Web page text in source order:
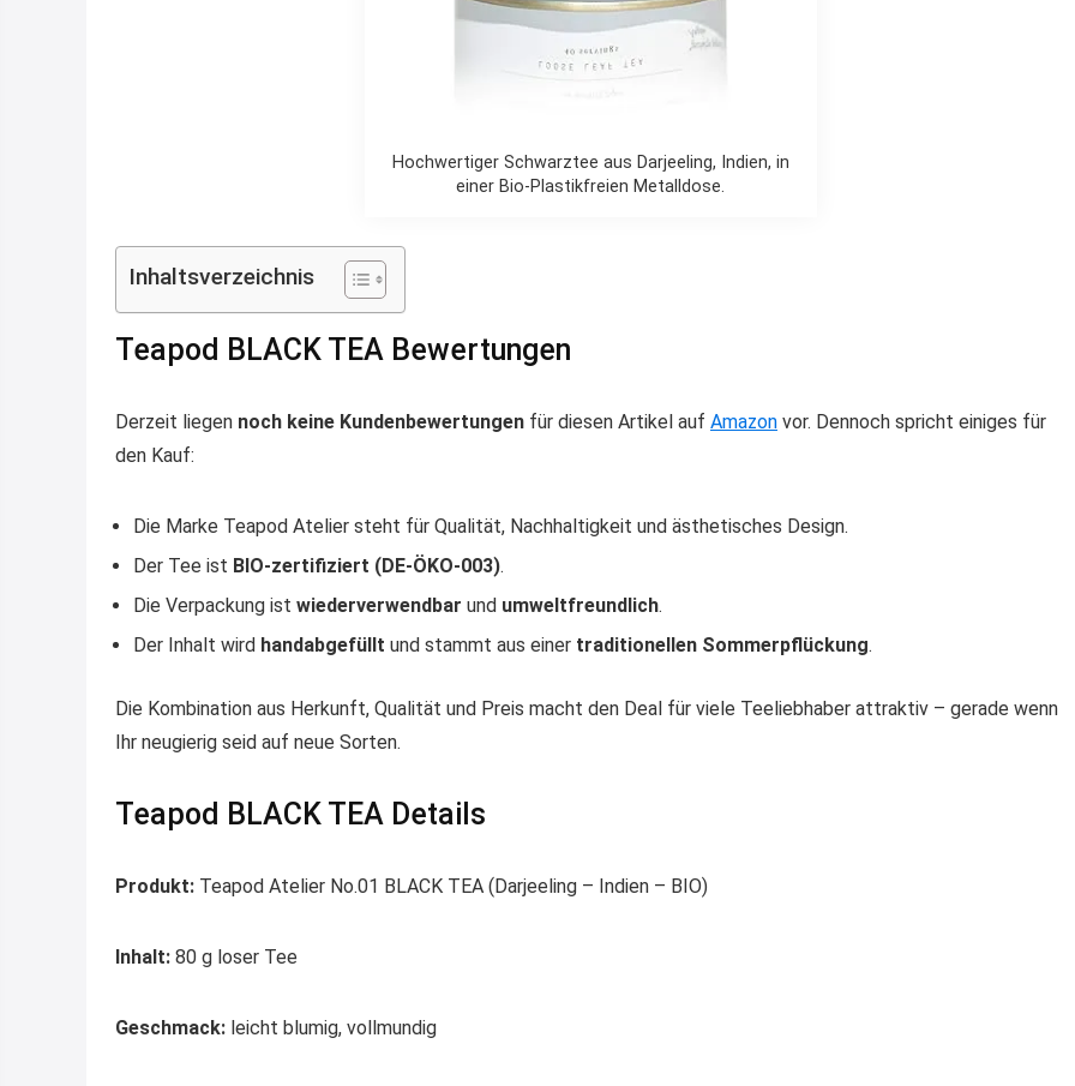
Hochwertiger Schwarztee aus Darjeeling, Indien, in
einer Bio-Plastikfreien Metalldose.
Inhaltsverzeichnis
Teapod BLACK TEA Bewertungen
Derzeit liegen noch keine Kundenbewertungen für diesen Artikel auf Amazon vor. Dennoch spricht einiges für
den Kauf:
Die Marke Teapod Atelier steht für Qualität, Nachhaltigkeit und ästhetisches Design.
Der Tee ist BIO-zertifiziert (DE-ÖKO-003).
Die Verpackung ist wiederverwendbar und umweltfreundlich.
Der Inhalt wird handabgefüllt und stammt aus einer traditionellen Sommerpflückung.
Die Kombination aus Herkunft, Qualität und Preis macht den Deal für viele Teeliebhaber attraktiv – gerade wenn
Ihr neugierig seid auf neue Sorten.
Teapod BLACK TEA Details
Produkt: Teapod Atelier No.01 BLACK TEA (Darjeeling – Indien – BIO)
Inhalt: 80 g loser Tee
Geschmack: leicht blumig, vollmundig